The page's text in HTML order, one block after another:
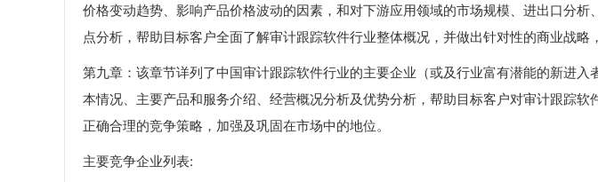
价格变动趋势、影响产品价格波动的因素，和对下游应用领域的市场规模、进出口分析
点分析，帮助目标客户全面了解审计跟踪软件行业整体概况，并做出针对性的商业战略
第九章：该章节详列了中国审计跟踪软件行业的主要企业（或及行业富有潜能的新进入
本情况、主要产品和服务介绍、经营概况分析及优势分析，帮助目标客户对审计跟踪软
正确合理的竞争策略，加强及巩固在市场中的地位。
主要竞争企业列表: